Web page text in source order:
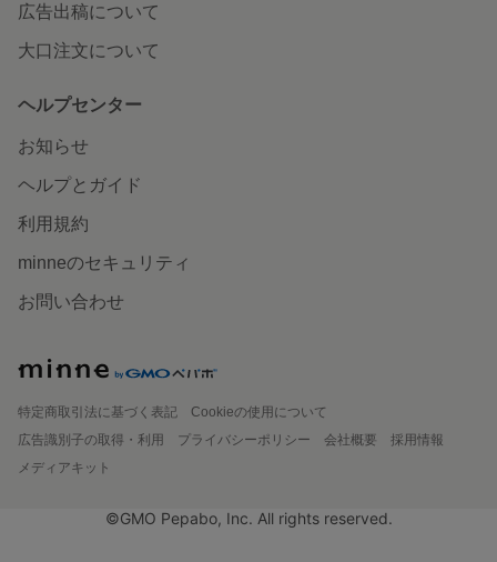
広告出稿について
大口注文について
ヘルプセンター
お知らせ
ヘルプとガイド
利用規約
minneのセキュリティ
お問い合わせ
特定商取引法に基づく表記
Cookieの使用について
広告識別子の取得・利用
プライバシーポリシー 会社概要
採用情報
メディアキット
©GMO Pepabo, Inc. All rights reserved.